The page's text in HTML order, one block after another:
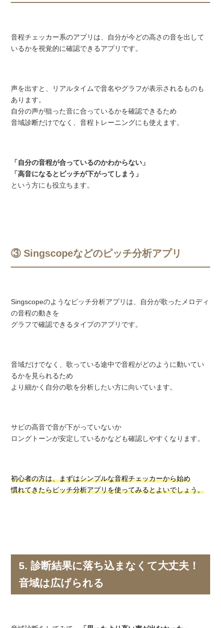
音程チェッカー系のアプリは、自分が今どの高さの音を出して
いるかを視覚的に確認できるアプリです。
声を出すと、リアルタイムで音名やグラフが表示されるものも
あります。
自分の声が狙った音に合っているかを確認できるため
音域診断だけでなく、音程トレーニングにも使えます。
「自分の音程が合っているのかわからない」
「高音になるとピッチが下がってしまう」
という方にも役立ちます。
③ Singscopeなどのピッチ分析アプリ
Singscopeのようなピッチ分析アプリは、自分が歌ったメロディ
の音程の動きを
グラフで確認できるタイプのアプリです。
音域だけでなく、歌っている途中で音程がどのように動いてい
るかを見られるため
より細かく自分の歌を分析したい方に向いています。
サビの高音で音が下がっていないか
ロングトーンが安定しているかなども確認しやすくなります。
初心者の方は、まずはシンプルな音程チェッカーから始め
慣れてきたらピッチ分析アプリを使ってみるとよいでしょう。
5. 診断結果に落ち込まなくて大丈夫！
音域は広げられる